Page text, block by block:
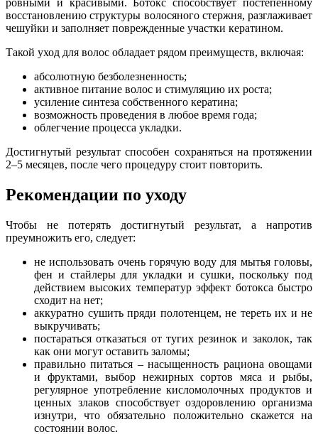
восстановлению структуры волосяного стержня, разглаживает
чешуйки и заполняет поврежденные участки кератином.
Такой уход для волос обладает рядом преимуществ, включая:
абсолютную безболезненность;
активное питание волос и стимуляцию их роста;
усиление синтеза собственного кератина;
возможность проведения в любое время года;
облегчение процесса укладки.
Достигнутый результат способен сохраняться на протяжении
2–5 месяцев, после чего процедуру стоит повторить.
Рекомендации по уходу
Чтобы не потерять достигнутый результат, а напротив
преумножить его, следует:
не использовать очень горячую воду для мытья головы,
фен и стайлеры для укладки и сушки, поскольку под
действием высоких температур эффект ботокса быстро
сходит на нет;
аккуратно сушить пряди полотенцем, не тереть их и не
выкручивать;
постараться отказаться от тугих резинок и заколок, так
как они могут оставить заломы;
правильно питаться – насыщенность рациона овощами
и фруктами, выбор нежирных сортов мяса и рыбы,
регулярное употребление кисломолочных продуктов и
ценных злаков способствует оздоровлению организма
изнутри, что обязательно положительно скажется на
состоянии волос.